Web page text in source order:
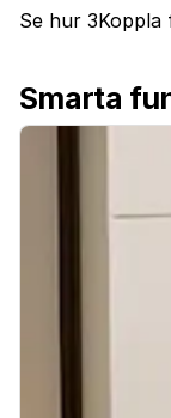
Se hur
Smarta